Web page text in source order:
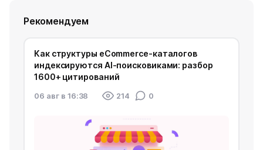
Рекомендуем
Как структуры eCommerce-каталогов
индексируются AI-поисковиками: разбор
1600+ цитирований
06 авг в 16:38 214 0